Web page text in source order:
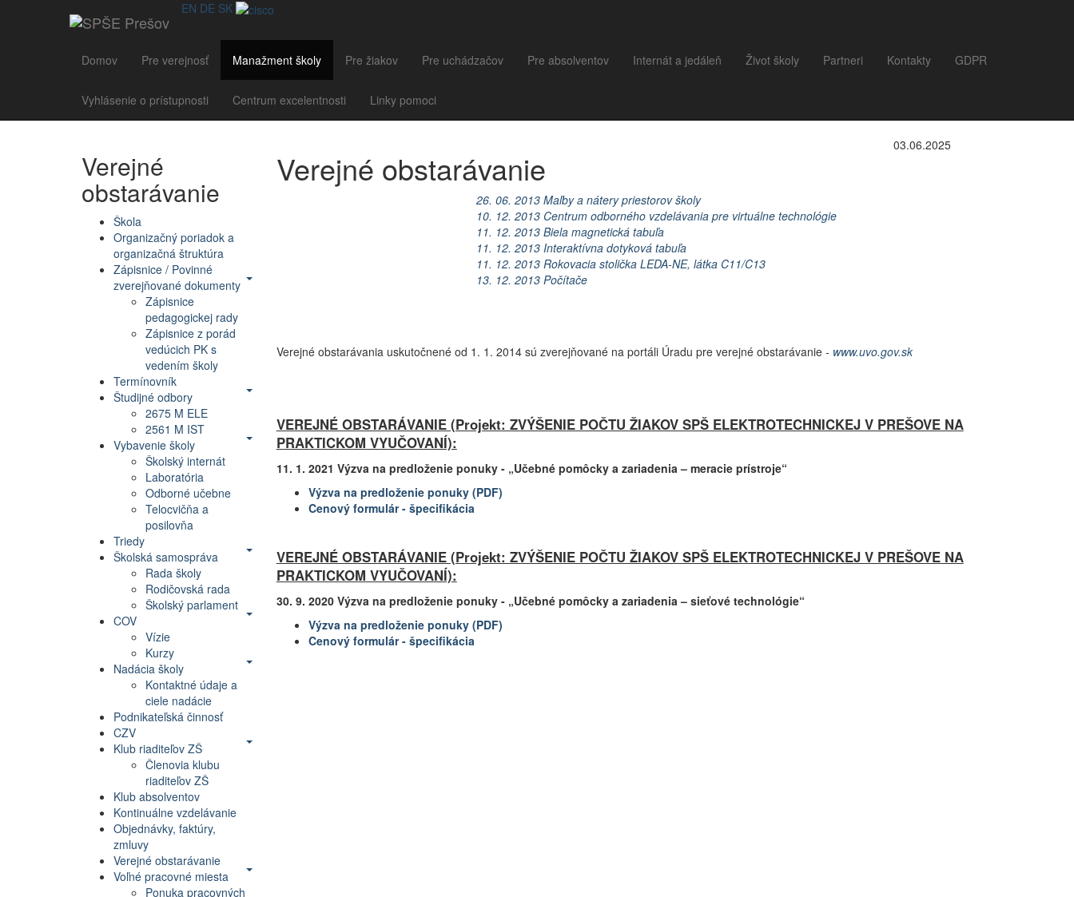
Domov Pre verejnosť Manažment školy Pre žiakov Pre uchádzačov Pre absolventov Internát a jedáleň Život školy Partneri Kontakty GDPR
Vyhlásenie o prístupnosti Centrum excelentnosti Linky pomoci
EN DE SK
Verejné
obstarávanie
Škola
Organizačný poriadok a
organizačná štruktúra
Zápisnice / Povinné
zverejňované dokumenty
Zápisnice
pedagogickej rady
Zápisnice z porád
vedúcich PK s
vedením školy
Termínovník
Študijné odbory
2675 M ELE
2561 M IST
Vybavenie školy
Školský internát
Laboratória
Odborné učebne
Telocvičňa a
posilovňa
Triedy
Školská samospráva
Rada školy
Rodičovská rada
Školský parlament
COV
Vízie
Kurzy
Nadácia školy
Kontaktné údaje a
ciele nadácie
Podnikateľská činnosť
CZV
Klub riaditeľov ZŠ
Členovia klubu
riaditeľov ZŠ
Klub absolventov
Kontinuálne vzdelávanie
Objednávky, faktúry,
zmluvy
Verejné obstarávanie
Voľné pracovné miesta
Ponuka pracovných
Verejné obstarávanie
03.06.2025
26. 06. 2013 Maľby a nátery priestorov školy
10. 12. 2013 Centrum odborného vzdelávania pre virtuálne technológie
11. 12. 2013 Biela magnetická tabuľa
11. 12. 2013 Interaktívna dotyková tabuľa
11. 12. 2013 Rokovacia stolička LEDA-NE, látka C11/C13
13. 12. 2013 Počítače
Verejné obstarávania uskutočnené od 1. 1. 2014 sú zverejňované na portáli Úradu pre verejné obstarávanie- www.uvo.gov.sk
VEREJNÉ OBSTARÁVANIE (Projekt: ZVÝŠENIE POČTU ŽIAKOV SPŠ ELEKTROTECHNICKEJ V PREŠOVE NA
PRAKTICKOM VYUČOVANÍ):
11. 1. 2021 Výzva na predloženie ponuky - „Učebné pomôcky a zariadenia – meracie prístroje“​
Výzva na predloženie ponuky (PDF)
Cenový formulár - špecifikácia
VEREJNÉ OBSTARÁVANIE (Projekt: ZVÝŠENIE POČTU ŽIAKOV SPŠ ELEKTROTECHNICKEJ V PREŠOVE NA
PRAKTICKOM VYUČOVANÍ):
30. 9. 2020 Výzva na predloženie ponuky - „Učebné pomôcky a zariadenia – sieťové technológie“
Výzva na predloženie ponuky (PDF)
Cenový formulár - špecifikácia